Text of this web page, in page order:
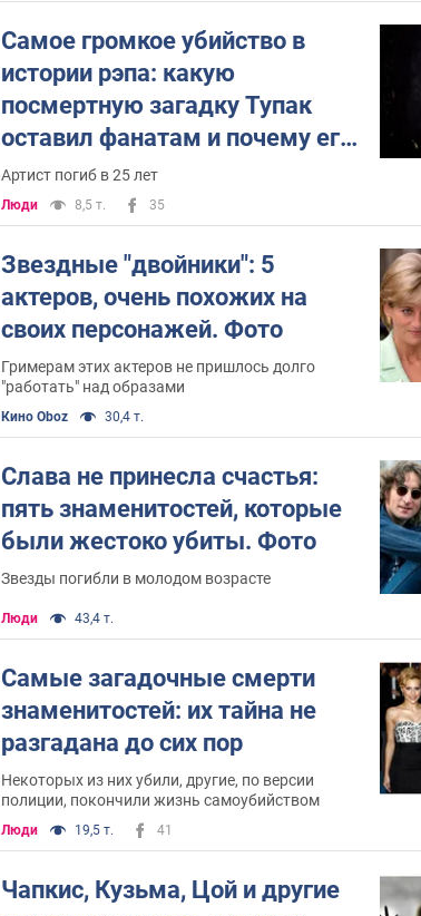
Самое громкое убийство в
истории рэпа: какую
посмертную загадку Тупак
оставил фанатам и почему его
убийца не понес наказания
Артист погиб в 25 лет
Люди 8,5 т. 35
Звездные "двойники": 5
актеров, очень похожих на
своих персонажей. Фото
Гримерам этих актеров не пришлось долго
"работать" над образами
Кино Oboz 30,4 т.
Слава не принесла счастья:
пять знаменитостей, которые
были жестоко убиты. Фото
Звезды погибли в молодом возрасте
Люди 43,4 т.
Самые загадочные смерти
знаменитостей: их тайна не
разгадана до сих пор
Некоторых из них убили, другие, по версии
полиции, покончили жизнь самоубийством
Люди 19,5 т. 41
Чапкис, Кузьма, Цой и другие